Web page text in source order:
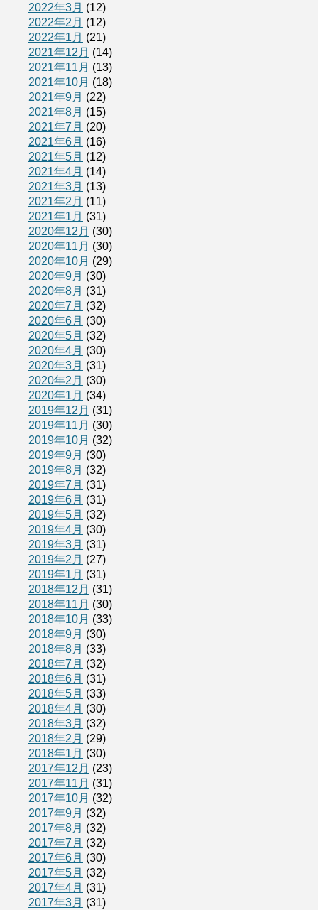
2022年3月 (12)
2022年2月 (12)
2022年1月 (21)
2021年12月 (14)
2021年11月 (13)
2021年10月 (18)
2021年9月 (22)
2021年8月 (15)
2021年7月 (20)
2021年6月 (16)
2021年5月 (12)
2021年4月 (14)
2021年3月 (13)
2021年2月 (11)
2021年1月 (31)
2020年12月 (30)
2020年11月 (30)
2020年10月 (29)
2020年9月 (30)
2020年8月 (31)
2020年7月 (32)
2020年6月 (30)
2020年5月 (32)
2020年4月 (30)
2020年3月 (31)
2020年2月 (30)
2020年1月 (34)
2019年12月 (31)
2019年11月 (30)
2019年10月 (32)
2019年9月 (30)
2019年8月 (32)
2019年7月 (31)
2019年6月 (31)
2019年5月 (32)
2019年4月 (30)
2019年3月 (31)
2019年2月 (27)
2019年1月 (31)
2018年12月 (31)
2018年11月 (30)
2018年10月 (33)
2018年9月 (30)
2018年8月 (33)
2018年7月 (32)
2018年6月 (31)
2018年5月 (33)
2018年4月 (30)
2018年3月 (32)
2018年2月 (29)
2018年1月 (30)
2017年12月 (23)
2017年11月 (31)
2017年10月 (32)
2017年9月 (32)
2017年8月 (32)
2017年7月 (32)
2017年6月 (30)
2017年5月 (32)
2017年4月 (31)
2017年3月 (31)